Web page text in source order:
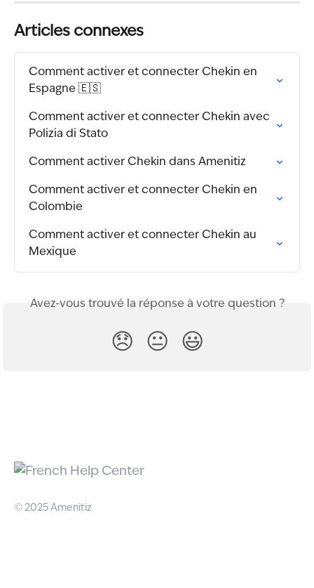
Articles connexes
Comment activer et connecter Chekin en
Espagne 🇪🇸
Comment activer et connecter Chekin avec
Polizia di Stato
Comment activer Chekin dans Amenitiz
Comment activer et connecter Chekin en
Colombie
Comment activer et connecter Chekin au
Mexique
Avez-vous trouvé la réponse à votre question ?
😞 😐 😃
© 2025 Amenitiz